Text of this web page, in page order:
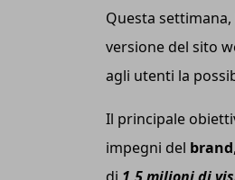
Questa
versione del sito
agli utenti la
Il principale
impegni del brand